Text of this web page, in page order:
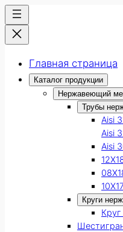
Главная страница
Каталог продукции
Нержавеющий
Трубы
Aisi
Aisi
Aisi
Круги